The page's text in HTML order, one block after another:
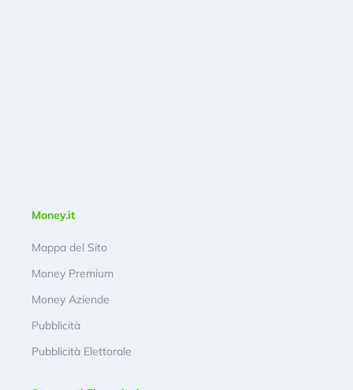
Money.it
Mappa del Sito
Money Premium
Money Aziende
Pubblicità
Pubblicità Elettorale